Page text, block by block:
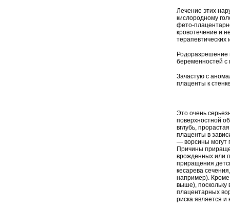
Лечение этих
кислородному
фето-
кровотечение и
Родоразрешение
беременностей
Зачастую с
плаценты к
Это очень
поверхностной
вглубь,
плаценты в
— ворсины могут
Причины
врожденных или
приращения
кесарева
например). Кроме
выше), поскольку
плацентарных
риска является